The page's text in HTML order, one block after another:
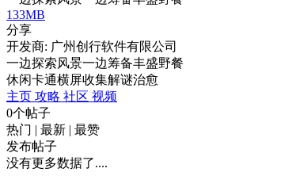
133MB
分享
开发商: 广州创行软件有限公司
一边探索风景一边筹备丰盛野餐
休闲卡通横屏收集解谜治愈
主页 攻略 社区 视频
0个帖子
热门 | 最新 | 最赞
发布帖子
没有更多数据了....